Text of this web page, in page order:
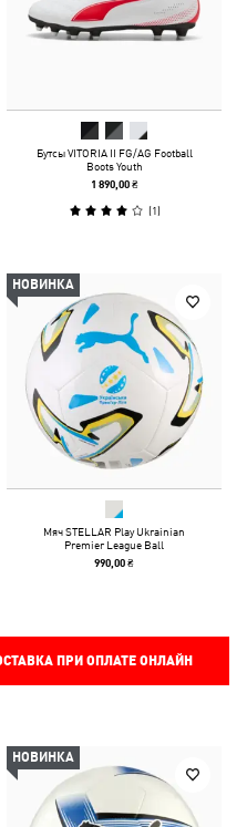
Бутсы VITORIA II FG/AG Football
Boots Youth
1 890,00 ₴
(1)
НОВИНКА
Мяч STELLAR Play Ukrainian
Premier League Ball
990,00 ₴
ПРИ ОПЛАТЕ ОНЛАЙН
НОВИНКА